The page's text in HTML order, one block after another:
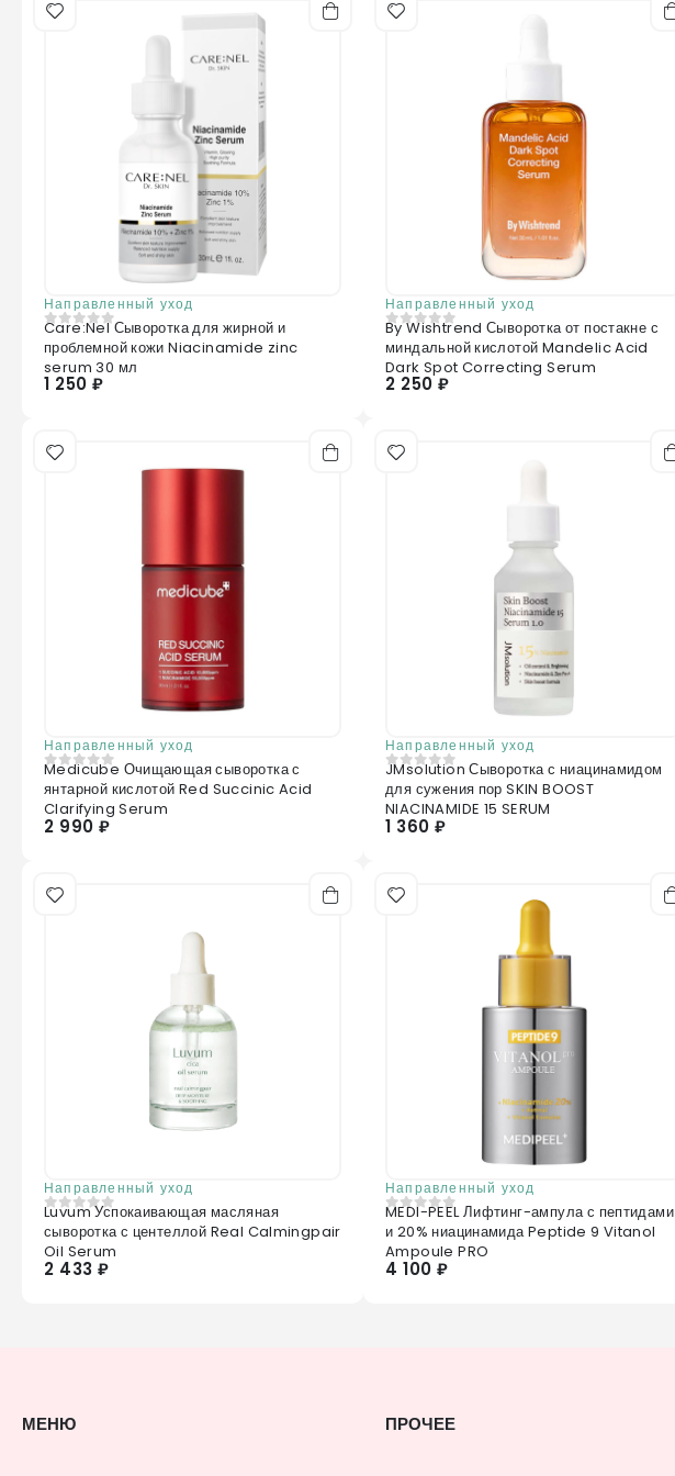
Направленный уход
0из 5
Care:Nel Сыворотка для жирной и
проблемной кожи Niacinamide zinc
serum 30 мл
1 250 ₽
Направленный уход
0из 5
By Wishtrend Сыворотка от постакне с
миндальной кислотой Mandelic Acid
Dark Spot Correcting Serum
2 250 ₽
Направленный уход
0из 5
Medicube Очищающая сыворотка с
янтарной кислотой Red Succinic Acid
Clarifying Serum
2 990 ₽
Направленный уход
0из 5
JMsolution Сыворотка с ниацинамидом
для сужения пор SKIN BOOST
NIACINAMIDE 15 SERUM
1 360 ₽
Направленный уход
0из 5
Luvum Успокаивающая масляная
сыворотка с центеллой Real Calmingpair
Oil Serum
2 433 ₽
Направленный уход
0из 5
MEDI-PEEL Лифтинг-ампула с пептидами
и 20% ниацинамида Peptide 9 Vitanol
Ampoule PRO
4 100 ₽
МЕНЮ ПРОЧЕЕ